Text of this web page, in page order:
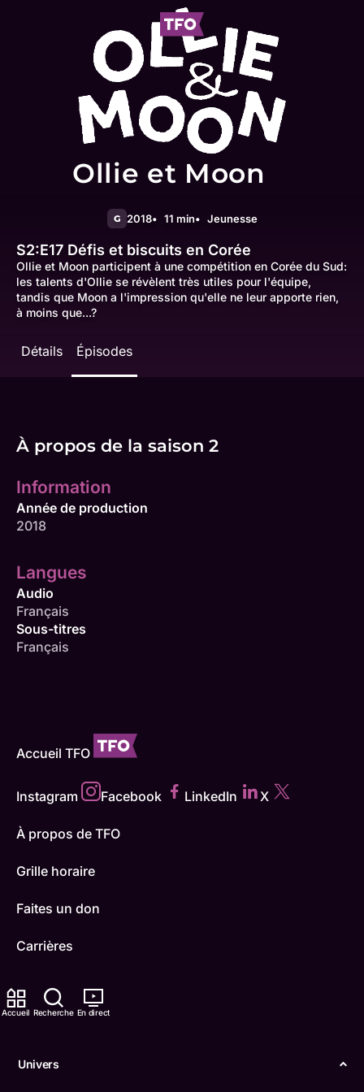
Accueil Recherche En direct
Univers
Ollie et Moon
G 2018 11 min Jeunesse
S2:E17 Défis et biscuits en Corée
Ollie et Moon participent à une compétition en Corée du Sud:
les talents d'Ollie se révèlent très utiles pour l'équipe,
tandis que Moon a l'impression qu'elle ne leur apporte rien,
à moins que...?
Détails Épisodes
À propos de la saison 2
Information
Année de production
2018
Langues
Audio
Français
Sous-titres
Français
Accueil TFO
Instagram Facebook LinkedIn X
À propos de TFO
Grille horaire
Faites un don
Carrières
Comment nous capter
Contactez-nous